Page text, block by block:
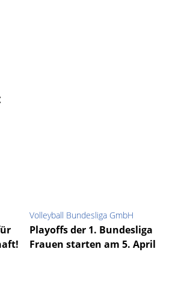
Volleyball Bundesliga GmbH
Playoffs der 1. Bundesliga
Frauen starten am 5. April